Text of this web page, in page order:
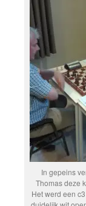
In gepeins
Thomas deze
Het werd een